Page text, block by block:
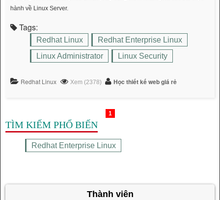
hành về Linux Server.
Tags:
Redhat Linux
Redhat Enterprise Linux
Linux Administrator
Linux Security
Redhat Linux Xem (2378) Học thiết kế web giá rẻ
1
TÌM KIẾM PHỔ BIẾN
Redhat Enterprise Linux
Thành viên